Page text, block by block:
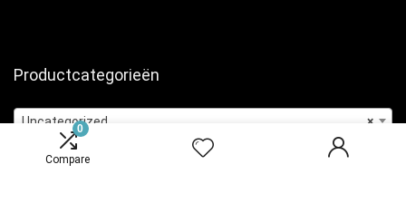
0
Compare
Productcategorieën
×
Uncategorized